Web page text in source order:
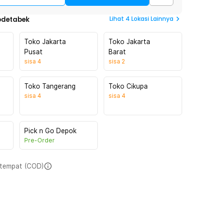
Lihat 4 Lokasi Lainnya
Toko Jakarta
Pusat
sisa 4
Toko Jakarta
Barat
sisa 2
Toko Tangerang
sisa 4
Toko Cikupa
sisa 4
Pick n Go Depok
Pre-Order
(COD)